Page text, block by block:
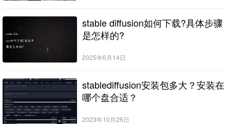
stable diffusion如何下载?具体步骤
是怎样的?
2025年6月14日
stablediffusion安装包多大？安装在
哪个盘合适？
2023年10月26日